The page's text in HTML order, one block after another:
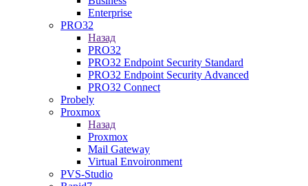
Enterprise
PRO32
Назад
PRO32
PRO32 Endpoint Security Standard
PRO32 Endpoint Security Advanced
PRO32 Connect
Probely
Proxmox
Назад
Proxmox
Mail Gateway
Virtual Envoironment
PVS-Studio